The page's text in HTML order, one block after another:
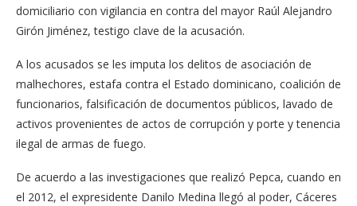
domiciliario con vigilancia en contra del mayor Raúl Alejandro
Girón Jiménez, testigo clave de la acusación.
A los acusados se les imputa los delitos de asociación de
malhechores, estafa contra el Estado dominicano, coalición de
funcionarios, falsificación de documentos públicos, lavado de
activos provenientes de actos de corrupción y porte y tenencia
ilegal de armas de fuego.
De acuerdo a las investigaciones que realizó Pepca, cuando en
el 2012, el expresidente Danilo Medina llegó al poder, Cáceres